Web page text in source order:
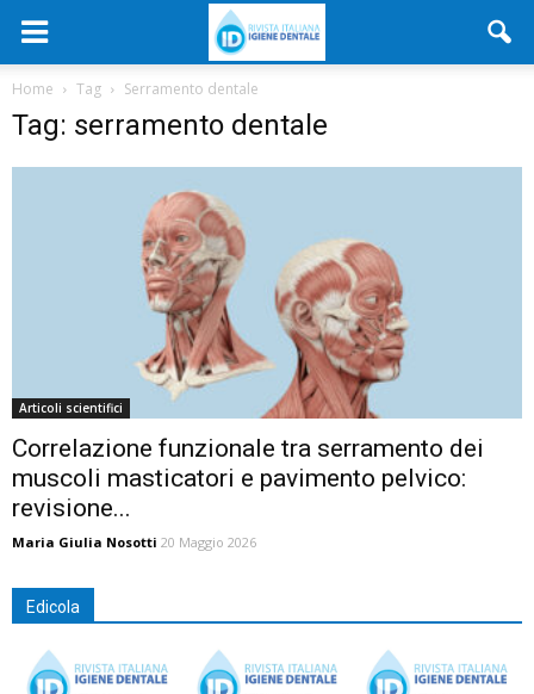
Home Tag Serramento dentale
Tag: serramento dentale
Articoli scientifici
Correlazione funzionale tra serramento dei
muscoli masticatori e pavimento pelvico:
revisione...
Maria Giulia Nosotti 20 Maggio 2026
Edicola